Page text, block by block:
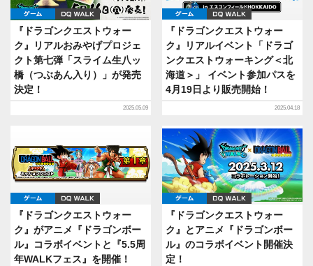
ゲーム DQ WALK
『ドラゴンクエストウォー
ク』リアルおみやげプロジェ
クト第七弾「スライム生八ッ
橋（つぶあん入り）」が発売
決定！
2025.05.09
ゲーム DQ WALK
『ドラゴンクエストウォー
ク』リアルイベント「ドラゴ
ンクエストウォーキング＜北
海道＞」 イベント参加パスを
4月19日より販売開始！
2025.04.18
ゲーム
『ドラゴンクエストウォー
ク』がアニメ『ドラゴンボー
ル』コラボイベントと『5.5周
年WALKフェス』を開催！
ゲーム DQ WALK
『ドラゴンクエストウォー
ク』とアニメ『ドラゴンボー
ル』のコラボイベント開催決
定！